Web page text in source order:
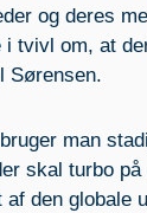
og deres
tvivl om, at
Sørensen.
man
skal turbo
den globale